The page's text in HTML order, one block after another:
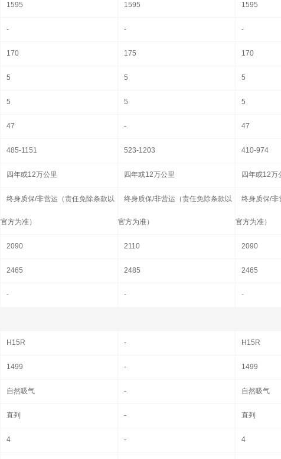
1595 1595 1595
- - -
170 175 170
5 5 5
5 5 5
47 - 47
485-1151 523-1203 410-974
四年或12万公里 四年或12万公里 四年或12万
终身质保/非营运（责任免除条款以
官方为准）
终身质保/非营运（责任免除条款以
官方为准）
终身质保/非
官方为准）
2090 2110 2090
2465 2485 2465
- - -
H15R - H15R
1499 - 1499
自然吸气 - 自然吸气
直列 - 直列
4 - 4